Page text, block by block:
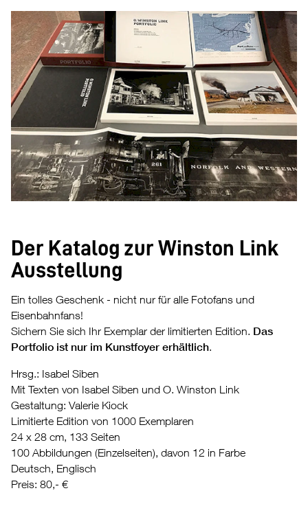
Der Katalog zur Winston Link
Ausstellung
Ein tolles Geschenk - nicht nur für alle Fotofans und
Eisenbahnfans!
Sichern Sie sich Ihr Exemplar der limitierten Edition. Das
Portfolio ist nur im Kunstfoyer erhältlich
Hrsg.: Isabel Siben
Mit Texten von Isabel Siben und O. Winston Link
Gestaltung: Valerie Kiock
Limitierte Edition von 1000 Exemplaren
24 x 28 cm, 133 Seiten
100 Abbildungen (Einzelseiten), davon 12 in Farbe
Deutsch, Englisch
Preis: 80,- €